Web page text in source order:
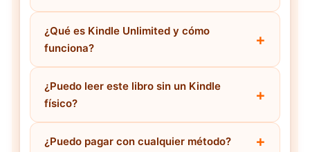
¿Qué es Kindle Unlimited y cómo
funciona?
¿Puedo leer este libro sin un Kindle
físico?
¿Puedo pagar con cualquier método?